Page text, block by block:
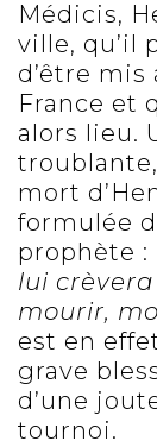
Médicis,
ville, qu’il
d’être
France et
alors lieu.
mort
formulée
prophète :
lui
mourir,
est en
grave
d’une
tournoi.